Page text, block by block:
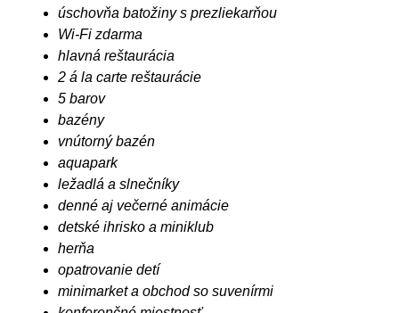
úschovňa batožiny s prezliekarňou
Wi-Fi zdarma
hlavná reštaurácia
2 á la carte reštaurácie
5 barov
bazény
vnútorný bazén
aquapark
ležadlá a slnečníky
denné aj večerné animácie
detské ihrisko a miniklub
herňa
opatrovanie detí
minimarket a obchod so suvenírmi